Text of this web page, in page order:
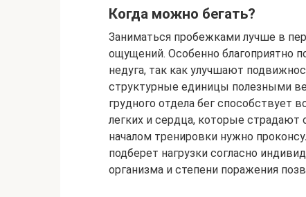
Когда можно бегать?
Заниматься пробежками лучше в
ощущений. Особенно благоприятно
недуга, так как улучшают
структурные единицы полезными
грудного отдела бег способствует
легких и сердца, которые страдают
началом тренировки нужно
подберет нагрузки согласно
организма и степени поражения